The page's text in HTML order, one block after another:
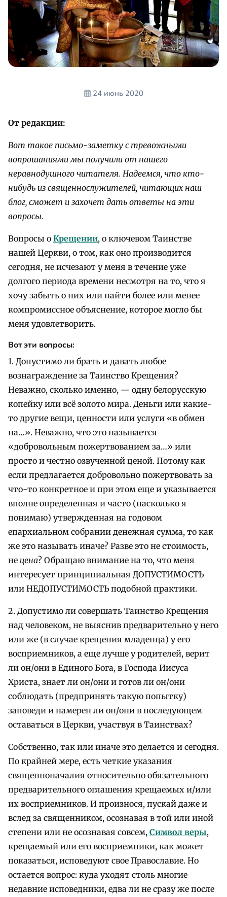
24 июнь 2020
От редакции:
Вот такое письмо-заметку с тревожными
вопрошаниями мы получили от нашего
неравнодушного читателя. Надеемся, что кто-
нибудь из священнослужителей, читающих наш
блог, сможет и захочет дать ответы на эти
вопросы.
Вопросы о Крещении, о ключевом Таинстве
нашей Церкви, о том, как оно производится
сегодня, не исчезают у меня в течение уже
долгого периода времени несмотря на то, что я
хочу забыть о них или найти более или менее
компромиссное объяснение, которое могло бы
меня удовлетворить.
Вот эти вопросы:
1. Допустимо ли брать и давать любое
вознаграждение за Таинство Крещения?
Неважно, сколько именно, — одну белорусскую
копейку или всё золото мира. Деньги или какие-
то другие вещи, ценности или услуги «в обмен
на…». Неважно, что это называется
«добровольным пожертвованием за…» или
просто и честно озвученной ценой. Потому как
если предлагается добровольно пожертвовать за
что-то конкретное и при этом еще и указывается
вполне определенная и часто (насколько я
понимаю) утвержденная на годовом
епархиальном собрании денежная сумма, то как
же это называть иначе? Разве это не стоимость,
не цена? Обращаю внимание на то, что меня
интересует принципиальная ДОПУСТИМОСТЬ
или НЕДОПУСТИМОСТЬ подобной практики.
2. Допустимо ли совершать Таинство Крещения
над человеком, не выяснив предварительно у него
или же (в случае крещения младенца) у его
восприемников, а еще лучше у родителей, верит
ли он/они в Единого Бога, в Господа Иисуса
Христа, знает ли он/они и готов ли он/они
соблюдать (предпринять такую попытку)
заповеди и намерен ли он/они в последующем
оставаться в Церкви, участвуя в Таинствах?
Собственно, так или иначе это делается и сегодня.
По крайней мере, есть четкие указания
священноначалия относительно обязательного
предварительного оглашения крещаемых и/или
их восприемников. И произнося, пускай даже и
вслед за священником, осознавая в той или иной
степени или не осознавая совсем, Символ веры,
крещаемый или его восприемники, как может
показаться, исповедуют свое Православие. Но
остается вопрос: куда уходят столь многие
недавние исповедники, едва ли не сразу же после